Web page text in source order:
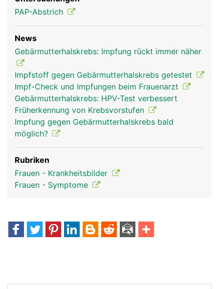
PAP-Abstrich
News
Gebärmutterhalskrebs: Impfung rückt immer näher
Impfstoff gegen Gebärmutterhalskrebs getestet
Impf-Check und Impfungen beim Frauenarzt
Gebärmutterhalskrebs: HPV-Test verbessert
Früherkennung von Krebsvorstufen
Impfung gegen Gebärmutterhalskrebs bald
möglich?
Rubriken
Frauen - Krankheitsbilder
Frauen - Symptome